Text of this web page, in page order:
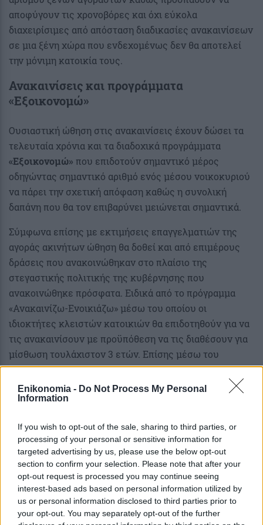
Enikonomia - Do Not Process My Personal
Information
If you wish to opt-out of the sale, sharing to third parties, or
processing of your personal or sensitive information for
targeted advertising by us, please use the below opt-out
section to confirm your selection. Please note that after your
opt-out request is processed you may continue seeing
interest-based ads based on personal information utilized by
us or personal information disclosed to third parties prior to
your opt-out. You may separately opt-out of the further
αποφύγουν τις χρονοβόρες και όχι εύκολα
διαχειρίσιμες από απόσταση διαδικασίες ανακαινίσεων
σε μια ξένη χώρα που ενδεχομένως δεν θα αποτελεί
την μόνιμη κατοικία τους.
Ανακαινίσεις και προγράμματα
«Εξοικονομώ»
Ουσιαστική ώθηση στις ανακαινίσεις έχουν δώσει τα
τελευταία χρόνια και τα διαδοχικά προγράμματα
«Εξοικονομώ» που επιδοτούν σημαντικό μέρος
οδηγώντας σημαντικό αριθμό ενός μέσου νοικοκυριού
να πάρει την σχετική απόφαση καθώς η συνολική
δαπάνη που θα τον επιβαρύνει μειώνεται σημαντικά.
Σύμφωνα επίσης με εκτιμήσεις επαγγελματιών της
αγοράς ακινήτων ώθηση θα δοθεί και από επιμέρους
δράσεις που ανακοινώθηκαν στο πλαίσιο της
στεγαστικής πολιτικής της κυβέρνησης που
ανακοινώθηκε πρόσφατα. Ειδικά από το πρόγραμμα
«Ανακαινίζω-Ενοικιάζω» μέσω του οποίου οι
ιδιοκτήτες κλειστών κατοικιών θα επιδοτηθούν για να
τις ανακαινίσουν με προϋπόθεση να τις διαθέσουν για
μίσθωση τουλάχιστον 3 ετών. Επίσης μέσω του
προγράμματος«Εξοικονομώ – Ανακαινίζω» που
προβλέπει συνδυασμό επιδότησης και άτοκου ή
χαμηλότοκου δανεισμού σε νέους για την ανακαίνιση
ιδιοκατοικούν.
Πηγή: ΑΠΕ-ΜΠΕ